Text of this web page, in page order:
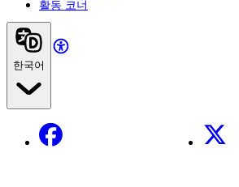
활동 코너
한국어
Facebook X